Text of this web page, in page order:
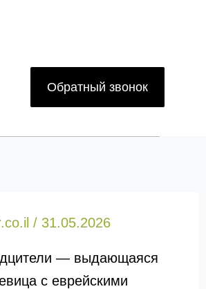
Обратный звонок
/ 31.05.2026
— выдающаяся
с еврейскими